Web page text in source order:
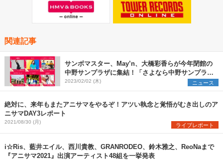
関連記事
サンボマスター、May’n、大橋彩香らが今年閉館の
中野サンプラザに集結！「さよなら中野サンプラザ
音楽祭」開催決定
2023/02/02 (木) ニュース
絶対に、来年もまたアニサマをやるぞ！アツい執念と覚悟がむき出しのア
ニサマDAY3レポート
2021/08/30 (月) ライブレポート
i☆Ris、藍井エイル、西川貴教、GRANRODEO、鈴木雅之、ReoNaまで
『アニサマ2021』出演アーティスト48組を一挙発表